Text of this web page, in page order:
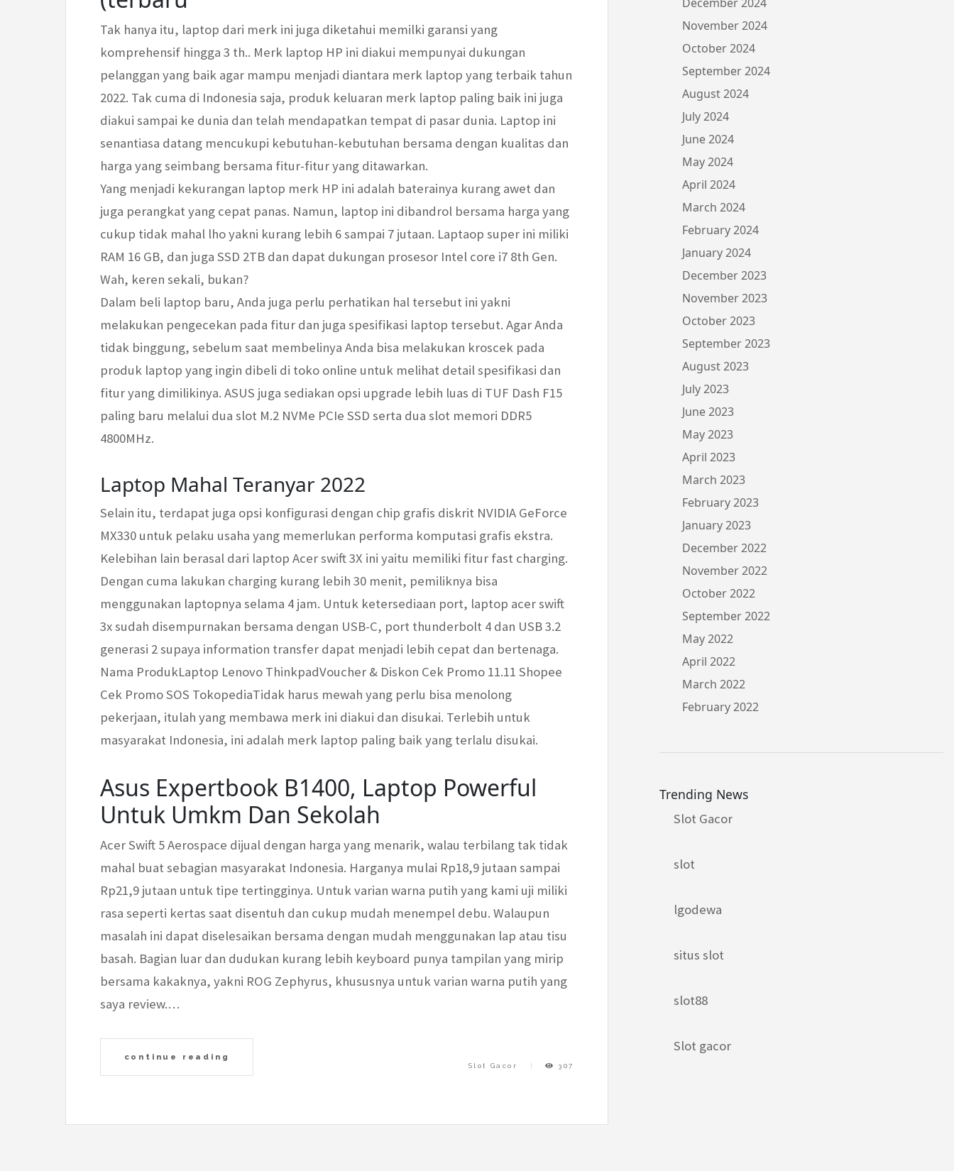
Tak hanya itu, laptop dari merk ini juga diketahui memilki garansi yang
komprehensif hingga 3 th.. Merk laptop HP ini diakui mempunyai dukungan
pelanggan yang baik agar mampu menjadi diantara merk laptop yang terbaik tahun
2022. Tak cuma di Indonesia saja, produk keluaran merk laptop paling baik ini juga
diakui sampai ke dunia dan telah mendapatkan tempat di pasar dunia. Laptop ini
senantiasa datang mencukupi kebutuhan-kebutuhan bersama dengan kualitas dan
harga yang seimbang bersama fitur-fitur yang ditawarkan.
Yang menjadi kekurangan laptop merk HP ini adalah baterainya kurang awet dan
juga perangkat yang cepat panas. Namun, laptop ini dibandrol bersama harga yang
cukup tidak mahal lho yakni kurang lebih 6 sampai 7 jutaan. Laptaop super ini miliki
RAM 16 GB, dan juga SSD 2TB dan dapat dukungan prosesor Intel core i7 8th Gen.
Wah, keren sekali, bukan?
Dalam beli laptop baru, Anda juga perlu perhatikan hal tersebut ini yakni
melakukan pengecekan pada fitur dan juga spesifikasi laptop tersebut. Agar Anda
tidak binggung, sebelum saat membelinya Anda bisa melakukan kroscek pada
produk laptop yang ingin dibeli di toko online untuk melihat detail spesifikasi dan
fitur yang dimilikinya. ASUS juga sediakan opsi upgrade lebih luas di TUF Dash F15
paling baru melalui dua slot M.2 NVMe PCIe SSD serta dua slot memori DDR5
4800MHz.
Laptop Mahal Teranyar 2022
Selain itu, terdapat juga opsi konfigurasi dengan chip grafis diskrit NVIDIA GeForce
MX330 untuk pelaku usaha yang memerlukan performa komputasi grafis ekstra.
Kelebihan lain berasal dari laptop Acer swift 3X ini yaitu memiliki fitur fast charging.
Dengan cuma lakukan charging kurang lebih 30 menit, pemiliknya bisa
menggunakan laptopnya selama 4 jam. Untuk ketersediaan port, laptop acer swift
3x sudah disempurnakan bersama dengan USB-C, port thunderbolt 4 dan USB 3.2
generasi 2 supaya information transfer dapat menjadi lebih cepat dan bertenaga.
Nama ProdukLaptop Lenovo ThinkpadVoucher & Diskon Cek Promo 11.11 Shopee
Cek Promo SOS TokopediaTidak harus mewah yang perlu bisa menolong
pekerjaan, itulah yang membawa merk ini diakui dan disukai. Terlebih untuk
masyarakat Indonesia, ini adalah merk laptop paling baik yang terlalu disukai.
Asus Expertbook B1400, Laptop Powerful
Untuk Umkm Dan Sekolah
Acer Swift 5 Aerospace dijual dengan harga yang menarik, walau terbilang tak tidak
mahal buat sebagian masyarakat Indonesia. Harganya mulai Rp18,9 jutaan sampai
Rp21,9 jutaan untuk tipe tertingginya. Untuk varian warna putih yang kami uji miliki
rasa seperti kertas saat disentuh dan cukup mudah menempel debu. Walaupun
masalah ini dapat diselesaikan bersama dengan mudah menggunakan lap atau tisu
basah. Bagian luar dan dudukan kurang lebih keyboard punya tampilan yang mirip
bersama kakaknya, yakni ROG Zephyrus, khususnya untuk varian warna putih yang
saya review.…
continue reading
Slot Gacor 307
November 2024
October 2024
September 2024
August 2024
July 2024
June 2024
May 2024
April 2024
March 2024
February 2024
January 2024
December 2023
November 2023
October 2023
September 2023
August 2023
July 2023
June 2023
May 2023
April 2023
March 2023
February 2023
January 2023
December 2022
November 2022
October 2022
September 2022
May 2022
April 2022
March 2022
February 2022
Trending News
Slot Gacor
slot
lgodewa
situs slot
slot88
Slot gacor